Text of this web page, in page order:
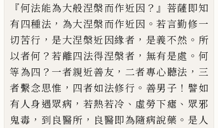
『何法能為大般涅槃而作近因 ？』 菩薩即知
有四種法 ， 為大涅槃而作近因 。若言勤修一
切苦行 ， 是大涅槃近因緣者 ， 是義不然 。 所
以者何 ？若離四法得涅槃者 ， 無有是處 。 何
等為四 ？ 一者親近善友 ， 二者專心聽法 ， 三
者繫念思惟 ， 四者如法修行 。 善男子 ！ 譬如
有人身遇眾病 ， 若熱若冷 、 虛勞下瘧 、 眾邪
鬼毒 ， 到良醫所 ， 良醫即為隨病說藥 。 是人